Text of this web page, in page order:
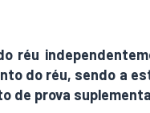
réu
do réu, sendo a
de prova